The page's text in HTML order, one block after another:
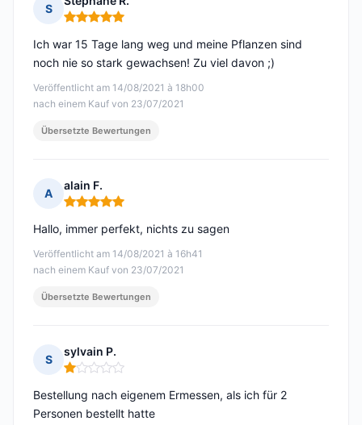
S
Hinweis: 5 von 5
Veröffentlicht am 14/08/2021 à 18h00
nach einem Kauf von 23/07/2021
Ich war 15 Tage lang weg und meine Pflanzen sind
noch nie so stark gewachsen! Zu viel davon ;)
Übersetzte Bewertungen
A
alain F.
Hinweis: 5 von 5
Veröffentlicht am 14/08/2021 à 16h41
nach einem Kauf von 23/07/2021
Hallo, immer perfekt, nichts zu sagen
Übersetzte Bewertungen
S
sylvain P.
Hinweis: 1 von 5
Bestellung nach eigenem Ermessen, als ich für 2
Personen bestellt hatte